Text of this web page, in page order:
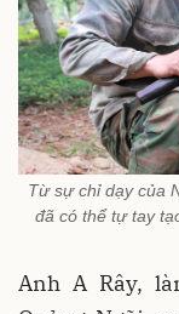
Từ sự chỉ dạy của
đã có thể tự tay
Anh A Rây,